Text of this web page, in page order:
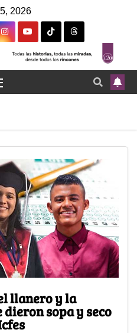
2026
llanero y la
sopa y seco